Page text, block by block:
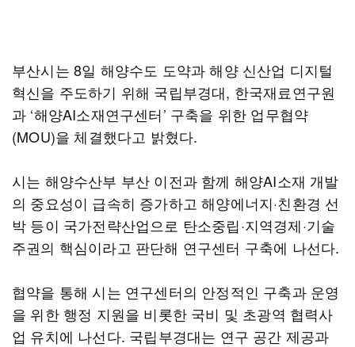
부산시는 8일 해양수도 도약과 해양 신산업 디지털
혁신을 주도하기 위해 국립부경대, 한국재료연구원
과 ‘해양AI소재연구센터’ 구축을 위한 업무협약
(MOU)을 체결했다고 밝혔다.
시는 해양수산부 부산 이전과 함께 해양AI소재 개발
의 중요성이 급속히 증가하고 해양에너지·친환경 선
박 등이 국가전략산업으로 탄소중립·지역경제·기술
주권의 핵심이라고 판단해 연구센터 구축에 나선다.
협약을 통해 시는 연구센터의 안정적인 구축과 운영
을 위한 행정 지원을 비롯한 국비 및 초광역 협력사
업 유치에 나선다. 국립부경대는 연구 공간 제공과